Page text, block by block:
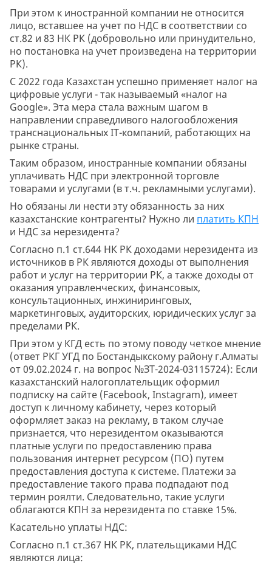
При этом к иностранной компании не относится
лицо, вставшее на учет по НДС в соответствии со
ст.82 и 83 НК РК (добровольно или принудительно,
но постановка на учет произведена на территории
РК).
С 2022 года Казахстан успешно применяет налог на
цифровые услуги - так называемый «налог на
Google». Эта мера стала важным шагом в
направлении справедливого налогообложения
транснациональных IT-компаний, работающих на
рынке страны.
Таким образом, иностранные компании обязаны
уплачивать НДС при электронной торговле
товарами и услугами (в т.ч. рекламными услугами).
Но обязаны ли нести эту обязанность за них
казахстанские контрагенты? Нужно ли платить КПН
и НДС за нерезидента?
Согласно п.1 ст.644 НК РК доходами нерезидента из
источников в РК являются доходы от выполнения
работ и услуг на территории РК, а также доходы от
оказания управленческих, финансовых,
консультационных, инжиниринговых,
маркетинговых, аудиторских, юридических услуг за
пределами РК.
При этом у КГД есть по этому поводу четкое мнение
(ответ РКГ УГД по Бостандыкскому району г.Алматы
от 09.02.2024 г. на вопрос №ЗТ-2024-03115724): Если
казахстанский налогоплательщик оформил
подписку на сайте (Facebook, Instagram), имеет
доступ к личному кабинету, через который
оформляет заказ на рекламу, в таком случае
признается, что нерезидентом оказываются
платные услуги по предоставлению права
пользования интернет ресурсом (ПО) путем
предоставления доступа к системе. Платежи за
предоставление такого права подпадают под
термин роялти. Следовательно, такие услуги
облагаются КПН за нерезидента по ставке 15%.
Касательно уплаты НДС:
Согласно п.1 ст.367 НК РК, плательщиками НДС
являются лица: